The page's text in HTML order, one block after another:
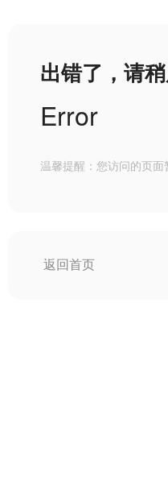
出错了，请
Error
温馨提醒：您访问的页面
返回首页